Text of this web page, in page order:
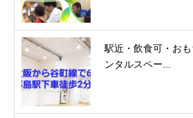
駅近・飲食可・お
ンタルスペー...